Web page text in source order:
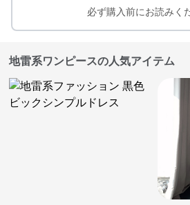
必ず購入前にお読みく
地雷系ワンピースの人気アイテム